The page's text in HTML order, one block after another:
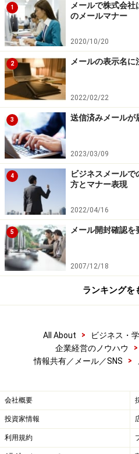
青木：「すいません……。実は
れてしまいました。」
課長：「なに！なぜそんな
しなかったんだあ！」
すぐ報告すべきでしたが、言
告。結局、火に油を注ぐこと
訪問？電話？メール？
どの方法で伝えるべき
上記の「青木君」のようなメ
ンミスは、課長に「コイツは
きない。重要な案件は任せら
まったことでしょう。
るべきものです。目の前に
最も確実な方法は「面と向
もし課長が出張中などで、
てしまいました。詳細はメー
空いたら折り返し電話をして
を残し、メールで経緯や理
う。
1
メールで株式会社
のメールマナー
2020/10/20
2 メールの表示名に
2022/02/22
3 送信済みメールが
2023/03/09
4
ビジネスメールで
方とマナー表現
2022/04/16
5 メール開封確認を
2007/12/18
ランキングを
All About > ビジネス・
企業経営のノウハウ
>
情報共有／メール／SNS
>
会社概要
投資家情報
利用規約